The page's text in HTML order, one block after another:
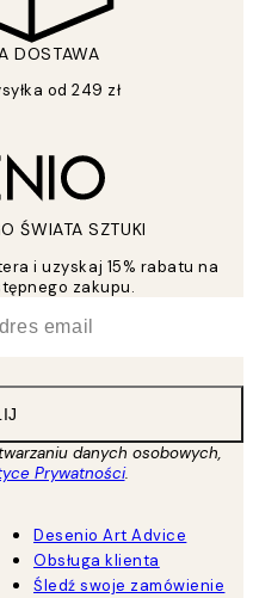
DOSTAWA
od 249 zł
ŚWIATA SZTUKI
i uzyskaj 15% rabatu na
zakupu.
danych osobowych,
Prywatności.
Desenio Art Advice
Obsługa klienta
Śledź swoje zamówienie